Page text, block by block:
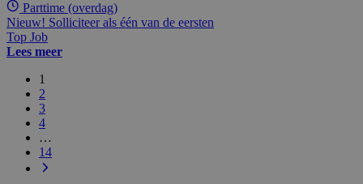
Parttime (overdag)
Nieuw! Solliciteer als één van de eersten
Top Job
Lees meer
1
2
3
4
…
14